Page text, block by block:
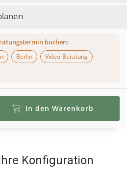
buchen:
Berlin
Video-Beratung
In den Warenkorb
Konfiguration